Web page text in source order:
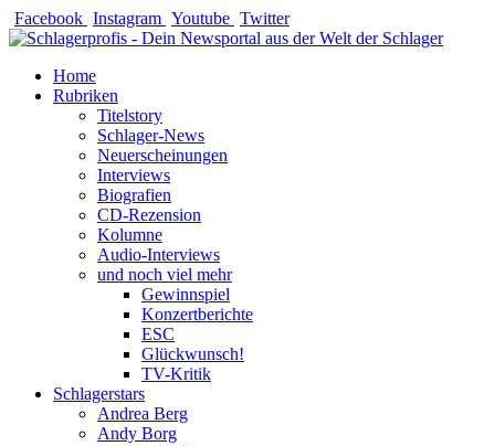
Zum
Inhalt
Facebook Instagram Youtube Twitter
Home
Rubriken
Titelstory
Schlager-News
Neuerscheinungen
Interviews
Biografien
CD-Rezension
Kolumne
Audio-Interviews
und noch viel mehr
Gewinnspiel
Konzertberichte
ESC
Glückwunsch!
TV-Kritik
Schlagerstars
Andrea Berg
Andy Borg